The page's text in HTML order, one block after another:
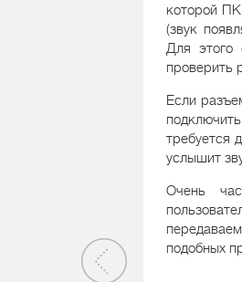
которой
(звук
Для этого
проверить
Если
требуется
услышит
Очень
подобных